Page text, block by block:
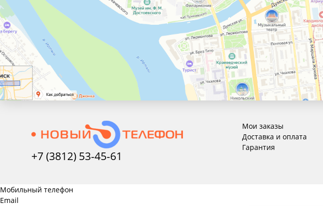
+7 (3812) 53-45-61
Мои заказы
Доставка и оплата
Гарантия
Мобильный телефон
Email